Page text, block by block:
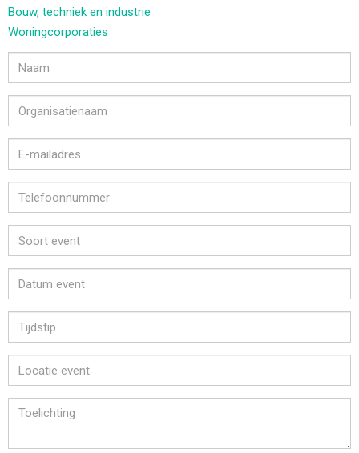
Bouw, techniek en industrie
Woningcorporaties